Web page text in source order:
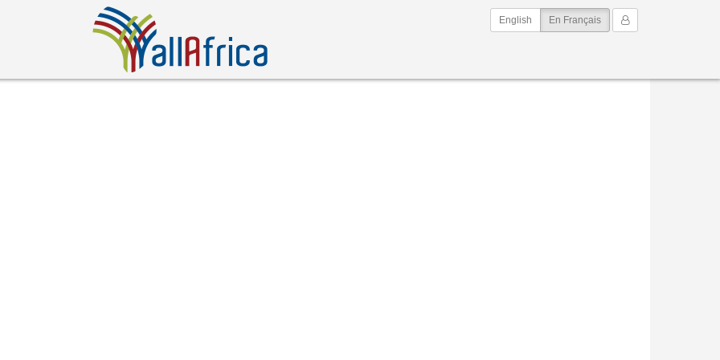
Mon Compte
English En Français(current)